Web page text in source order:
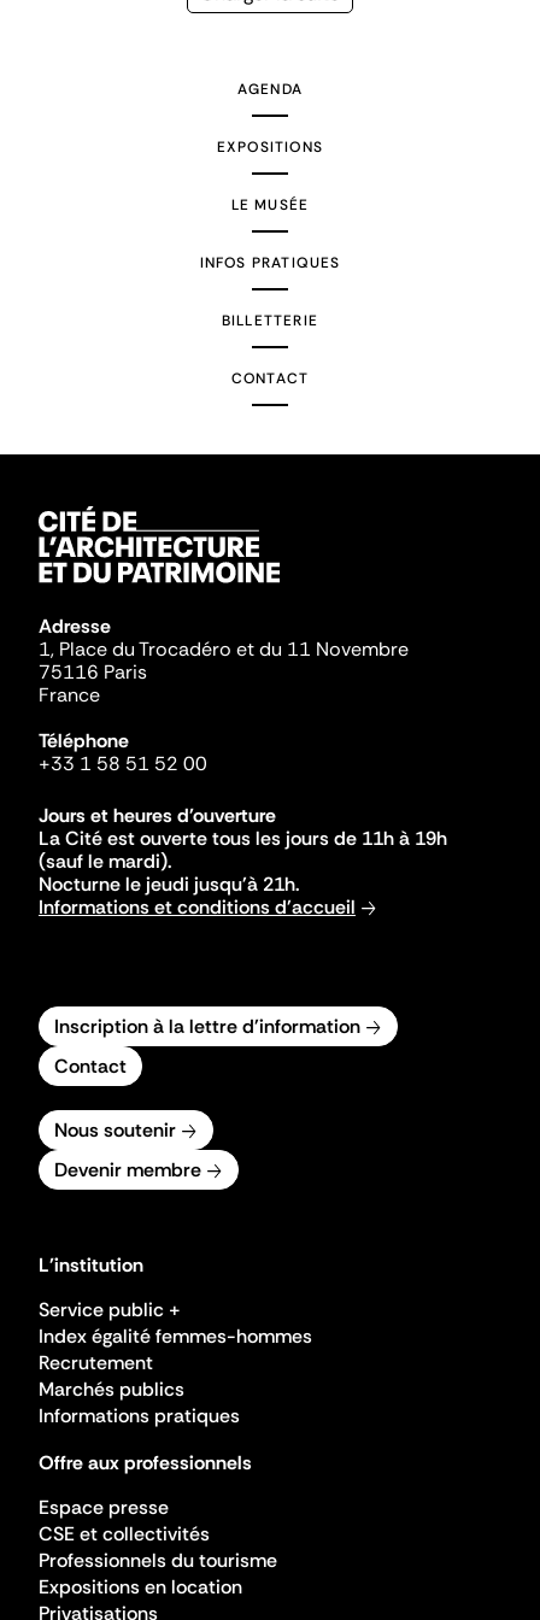
AGENDA
EXPOSITIONS
LE MUSÉE
INFOS PRATIQUES
BILLETTERIE
CONTACT
Adresse
1, Place du Trocadéro et du 11 Novembre
75116 Paris
France
Téléphone
+33 1 58 51 52 00
Jours et heures d'ouverture
La Cité est ouverte tous les jours de 11h à 19h
(sauf le mardi).
Nocturne le jeudi jusqu'à 21h.
Informations et conditions d'accueil
Inscription à la lettre d'information
Contact
Nous soutenir
Devenir membre
L'institution
Service public +
Index égalité femmes-hommes
Recrutement
Marchés publics
Informations pratiques
Offre aux professionnels
Espace presse
CSE et collectivités
Professionnels du tourisme
Expositions en location
Privatisations